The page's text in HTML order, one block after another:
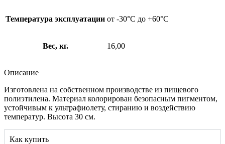
Температура эксплуатации от -30°C до +60°C
Вес, кг. 16,00
Описание
Изготовлена на собственном производстве из пищевого
полиэтилена. Материал колорирован безопасным пигментом,
устойчивым к ультрафиолету, стиранию и воздействию
температур. Высота 30 см.
Как купить